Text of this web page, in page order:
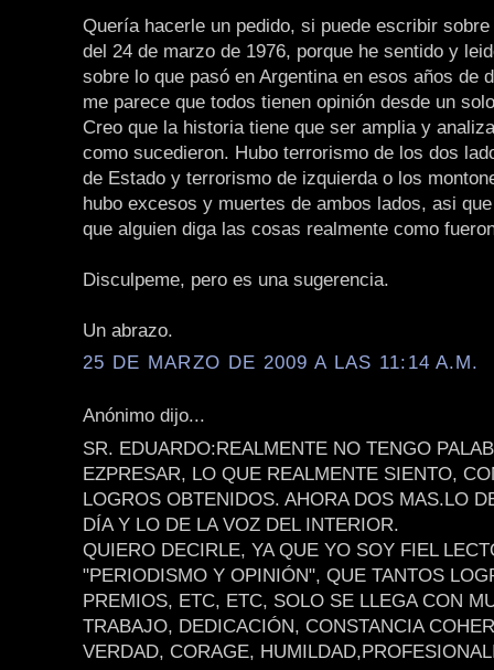
Quería hacerle un pedido, si puede escribir
del 24 de marzo de 1976, porque he sentido y
sobre lo que pasó en Argentina en esos años de
me parece que todos tienen opinión desde un
Creo que la historia tiene que ser amplia y
como sucedieron. Hubo terrorismo de los dos
de Estado y terrorismo de izquierda o los
hubo excesos y muertes de ambos lados, asi
que alguien diga las cosas realmente como
Disculpeme, pero es una sugerencia.
Un abrazo.
25 DE MARZO DE 2009 A LAS 11:14 A.M.
Anónimo dijo...
SR. EDUARDO:REALMENTE NO TENGO
EZPRESAR, LO QUE REALMENTE SIENTO,
LOGROS OBTENIDOS. AHORA DOS MAS.LO
DÍA Y LO DE LA VOZ DEL INTERIOR.
QUIERO DECIRLE, YA QUE YO SOY FIEL
"PERIODISMO Y OPINIÓN", QUE TANTOS
PREMIOS, ETC, ETC, SOLO SE LLEGA CON
TRABAJO, DEDICACIÓN, CONSTANCIA
VERDAD, CORAGE,